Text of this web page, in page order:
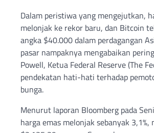
Dalam peristiwa yang mengejutkan,
melonjak ke rekor baru, dan Bitcoin
angka $40.000 dalam perdagangan
pasar nampaknya mengabaikan
Powell, Ketua Federal Reserve (The
pendekatan hati-hati terhadap
bunga.
Menurut laporan Bloomberg pada
harga emas melonjak sebanyak 3,1%,